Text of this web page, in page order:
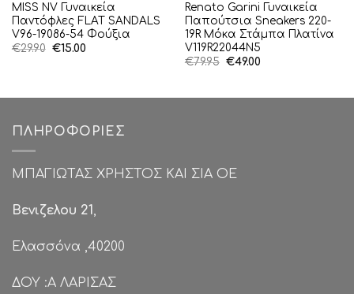
MISS NV Γυναικεία
Παντόφλες FLAT SANDALS
V96-19086-54 Φούξια
€29.90 Original
€15.00Η
Renato Garini Γυναικεία
Παπούτσια Sneakers 220-
19R Μόκα Στάμπα Πλατίνα
V119R22044N5
€79.95 Original
€49.00Η
ΠΛΗΡΟΦΟΡΊΕΣ
ΜΠΑΓΙΩΤΑΣ ΧΡΗΣΤΟΣ ΚΑΙ ΣΙΑ ΟΕ
Βενιζελου 21,
Ελασσόνα ,40200
ΔΟΥ :Α ΛΑΡΙΣΑΣ